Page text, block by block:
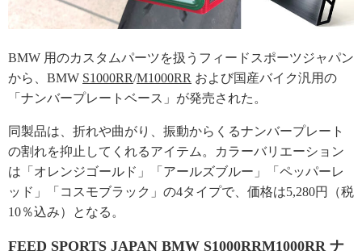
BMW 用のカスタムパーツを扱うフィードスポーツジャパン
から、BMW S1000RR/M1000RR および国産バイク汎用の
「ナンバープレートベース」が発売された。
同製品は、折れや曲がり、振動からくるナンバープレート
の割れを抑止してくれるアイテム。カラーバリエーション
は「オレンジゴールド」「アールズブルー」「ペッパーレ
ッド」「コスモブラック」の4タイプで、価格は5,280円（税
10％込み）となる。
FEED SPORTS JAPAN BMW S1000RRM1000RR ナ